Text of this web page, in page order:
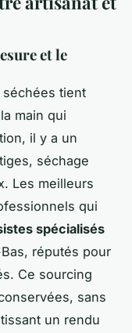
et le
séchées tient
main qui
il y a un
séchage
Les meilleurs
qui
spécialisés
réputés pour
Ce sourcing
sans
un rendu